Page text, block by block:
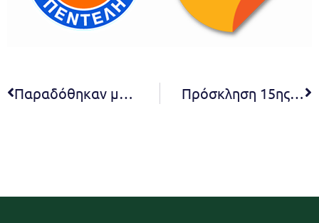
Παραδόθηκαν με μια όμορφη γιορτή και πλήθος πολιτών οι δύο νέες παιδικές χαρές που δημιούργησε ο Δήμος Πεντέλης στη δημοτική κοινότητα Πεντέλης Δήμητρα Κεχαγιά: Εκτελούμε το μεγαλύτερο πρόγραμμα έργων στην πόλη μας. Δημιουργούμε έργα που βελτιώνουν την ποιότητα ζωής των πολιτών Πρόσκληση 15ης Έκτακτης Συνεδρίασης Συμβουλίου της Κοινότητας Μελισσίων του Δήμου Πεντέλης